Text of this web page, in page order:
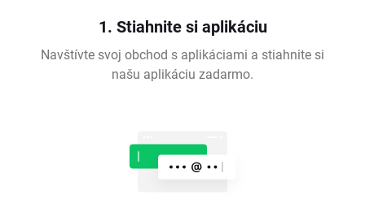
1. Stiahnite si aplikáciu
Navštívte svoj obchod s aplikáciami a stiahnite si
našu aplikáciu zadarmo.